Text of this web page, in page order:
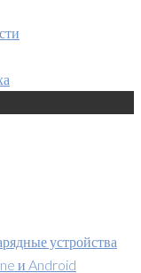
устройства
и Android